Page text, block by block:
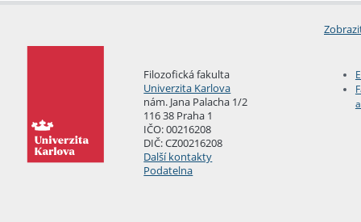
Filozofická fakulta
Univerzita Karlova
nám. Jana Palacha 1/2
116 38 Praha 1
IČO: 00216208
DIČ: CZ00216208
Další kontakty
Podatelna